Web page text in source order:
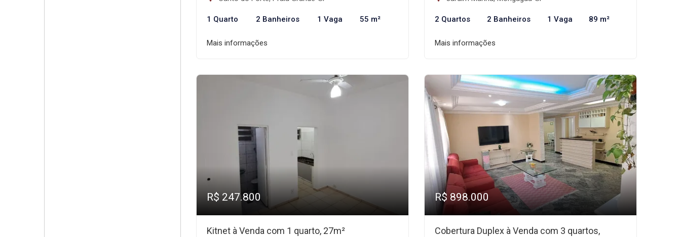
1 Quarto 2 Banheiros 1 Vaga 55 m²
Mais informações
2 Quartos 2 Banheiros 1 Vaga 89 m²
Mais informações
R$ 247.800
Kitnet à Venda com 1 quarto, 27m²
R$ 898.000
Cobertura Duplex à Venda com 3 quartos,